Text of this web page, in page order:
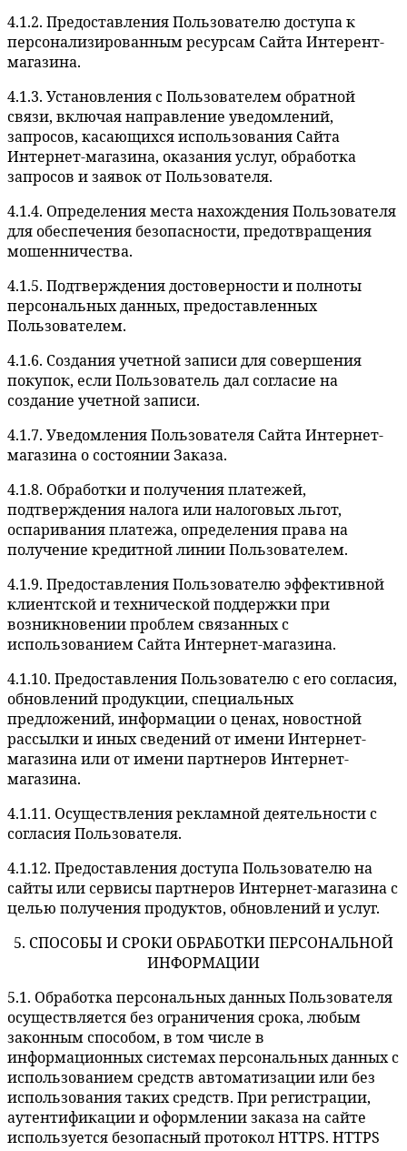
4.1.2. Предоставления Пользователю доступа к
персонализированным ресурсам Сайта Интерент-
магазина.
4.1.3. Установления с Пользователем обратной
связи, включая направление уведомлений,
запросов, касающихся использования Сайта
Интернет-магазина, оказания услуг, обработка
запросов и заявок от Пользователя.
4.1.4. Определения места нахождения Пользователя
для обеспечения безопасности, предотвращения
мошенничества.
4.1.5. Подтверждения достоверности и полноты
персональных данных, предоставленных
Пользователем.
4.1.6. Создания учетной записи для совершения
покупок, если Пользователь дал согласие на
создание учетной записи.
4.1.7. Уведомления Пользователя Сайта Интернет-
магазина о состоянии Заказа.
4.1.8. Обработки и получения платежей,
подтверждения налога или налоговых льгот,
оспаривания платежа, определения права на
получение кредитной линии Пользователем.
4.1.9. Предоставления Пользователю эффективной
клиентской и технической поддержки при
возникновении проблем связанных с
использованием Сайта Интернет-магазина.
4.1.10. Предоставления Пользователю с его согласия,
обновлений продукции, специальных
предложений, информации о ценах, новостной
рассылки и иных сведений от имени Интернет-
магазина или от имени партнеров Интернет-
магазина.
4.1.11. Осуществления рекламной деятельности с
согласия Пользователя.
4.1.12. Предоставления доступа Пользователю на
сайты или сервисы партнеров Интернет-магазина с
целью получения продуктов, обновлений и услуг.
5. СПОСОБЫ И СРОКИ ОБРАБОТКИ ПЕРСОНАЛЬНОЙ
ИНФОРМАЦИИ
5.1. Обработка персональных данных Пользователя
осуществляется без ограничения срока, любым
законным способом, в том числе в
информационных системах персональных данных с
использованием средств автоматизации или без
использования таких средств. При регистрации,
аутентификации и оформлении заказа на сайте
используется безопасный протокол HTTPS. HTTPS